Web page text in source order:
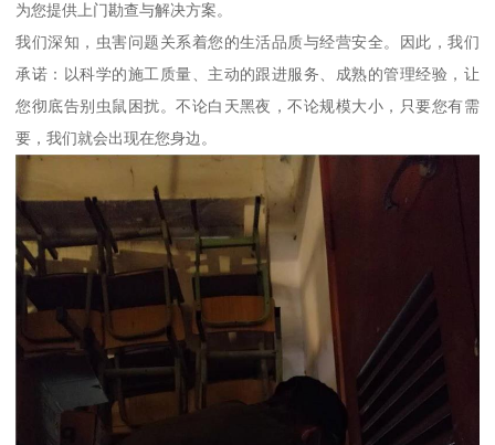
为您提供上门勘查与解决方案。
我们深知，虫害问题关系着您的生活品质与经营安全。因此，我们
承诺：以科学的施工质量、主动的跟进服务、成熟的管理经验，让
您彻底告别虫鼠困扰。不论白天黑夜，不论规模大小，只要您有需
要，我们就会出现在您身边。